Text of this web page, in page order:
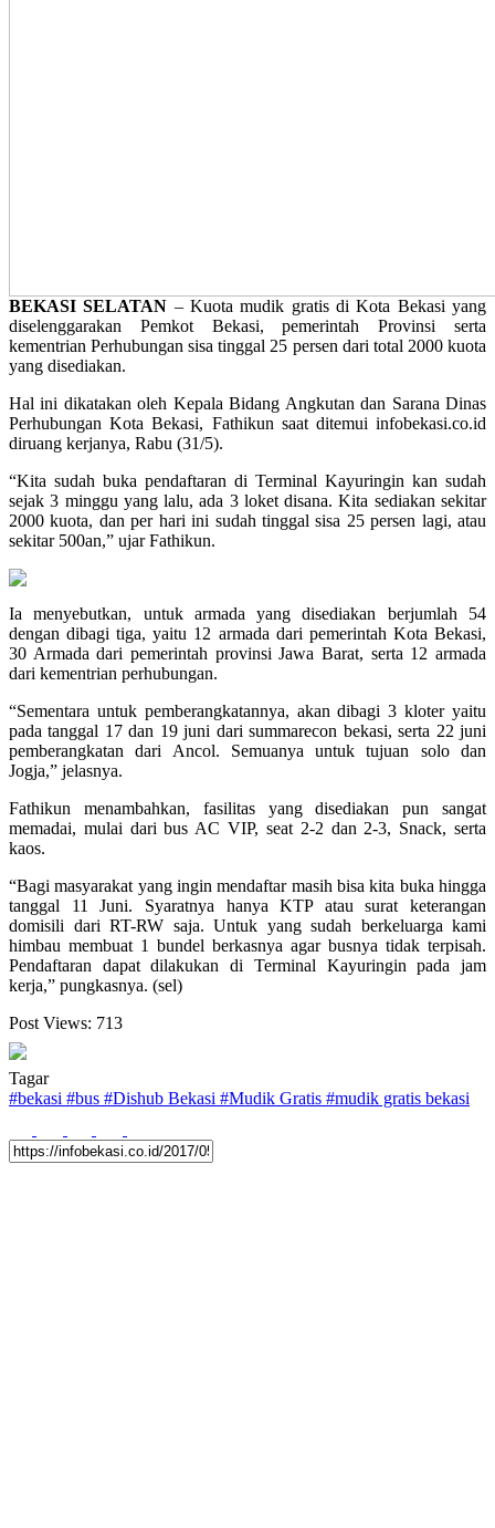
BEKASI SELATAN – Kuota mudik gratis di Kota Bekasi yang
diselenggarakan Pemkot Bekasi, pemerintah Provinsi serta
kementrian Perhubungan sisa tinggal 25 persen dari total 2000 kuota
yang disediakan.
Hal ini dikatakan oleh Kepala Bidang Angkutan dan Sarana Dinas
Perhubungan Kota Bekasi, Fathikun saat ditemui infobekasi.co.id
diruang kerjanya, Rabu (31/5).
“Kita sudah buka pendaftaran di Terminal Kayuringin kan sudah
sejak 3 minggu yang lalu, ada 3 loket disana. Kita sediakan sekitar
2000 kuota, dan per hari ini sudah tinggal sisa 25 persen lagi, atau
sekitar 500an,” ujar Fathikun.
Ia menyebutkan, untuk armada yang disediakan berjumlah 54
dengan dibagi tiga, yaitu 12 armada dari pemerintah Kota Bekasi,
30 Armada dari pemerintah provinsi Jawa Barat, serta 12 armada
dari kementrian perhubungan.
“Sementara untuk pemberangkatannya, akan dibagi 3 kloter yaitu
pada tanggal 17 dan 19 juni dari summarecon bekasi, serta 22 juni
pemberangkatan dari Ancol. Semuanya untuk tujuan solo dan
Jogja,” jelasnya.
Fathikun menambahkan, fasilitas yang disediakan pun sangat
memadai, mulai dari bus AC VIP, seat 2-2 dan 2-3, Snack, serta
kaos.
“Bagi masyarakat yang ingin mendaftar masih bisa kita buka hingga
tanggal 11 Juni. Syaratnya hanya KTP atau surat keterangan
domisili dari RT-RW saja. Untuk yang sudah berkeluarga kami
himbau membuat 1 bundel berkasnya agar busnya tidak terpisah.
Pendaftaran dapat dilakukan di Terminal Kayuringin pada jam
kerja,” pungkasnya. (sel)
Post Views: 713
Tagar
#bekasi #bus #Dishub Bekasi #Mudik Gratis #mudik gratis bekasi